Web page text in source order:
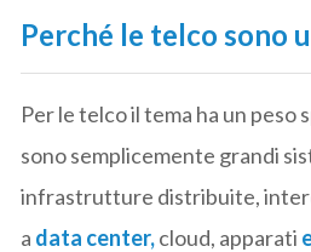
Perché le telco sono
Per le telco il tema ha un peso
sono semplicemente grandi
infrastrutture distribuite,
a data center,cloud, apparati